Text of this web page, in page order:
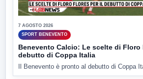
7 AGOSTO 2026
SPORT BENEVENTO
Benevento Calcio: Le scelte di Floro
debutto di Coppa Italia
Il Benevento è pronto al debutto di Coppa